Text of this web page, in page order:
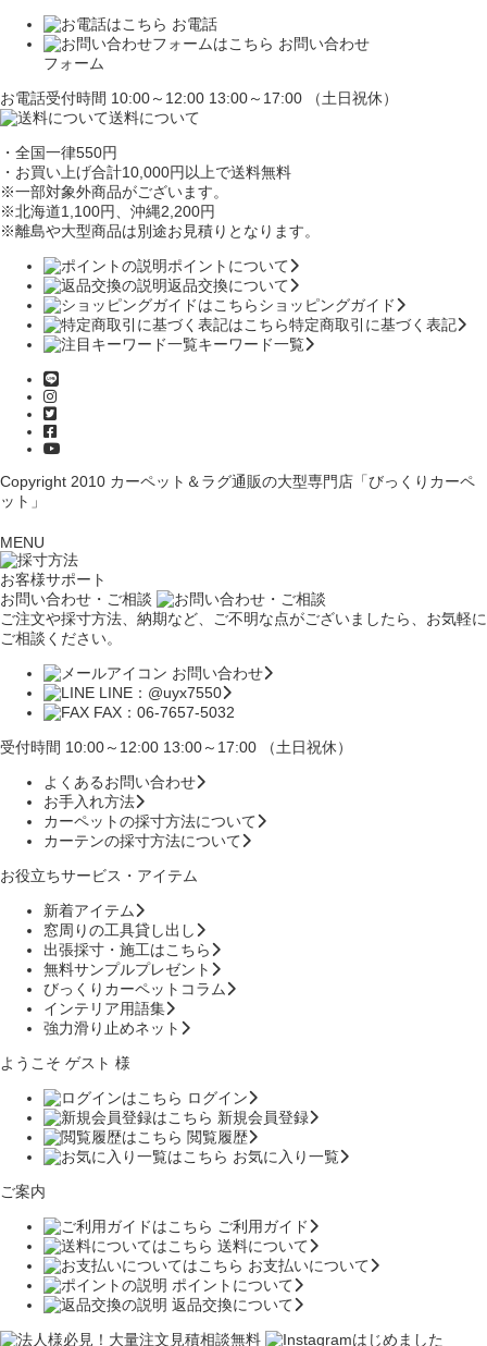
お電話
お問い合わせ
フォーム
お電話受付時間 10:00～12:00 13:00～17:00 （土日祝休）
送料について
・全国一律550円
・お買い上げ合計10,000円 以上で送料無料
※一部対象外商品がございます。
※北海道1,100円、沖縄2,200円
※離島や大型商品は別途お見積りとなります。
ポイントについて
返品交換について
ショッピングガイド
特定商取引に基づく表記
キーワード一覧
Copyright 2010 カーペット＆ラグ通販の大型専門店「びっくりカーペ
ット」
MENU
お客様サポート
お問い合わせ・ご相談
ご注文や採寸方法、納期など、ご不明な点がございましたら、お気軽に
ご相談ください。
お問い合わせ
LINE：@uyx7550
FAX：06-7657-5032
受付時間 10:00～12:00 13:00～17:00 （土日祝休）
よくあるお問い合わせ
お手入れ方法
カーペットの採寸方法について
カーテンの採寸方法について
お役立ちサービス・アイテム
新着アイテム
窓周りの工具貸し出し
出張採寸・施工はこちら
無料サンプルプレゼント
びっくりカーペットコラム
インテリア用語集
強力滑り止めネット
ようこそ ゲスト 様
ログイン
新規会員登録
閲覧履歴
お気に入り一覧
ご案内
ご利用ガイド
送料について
お支払いについて
ポイントについて
返品交換について